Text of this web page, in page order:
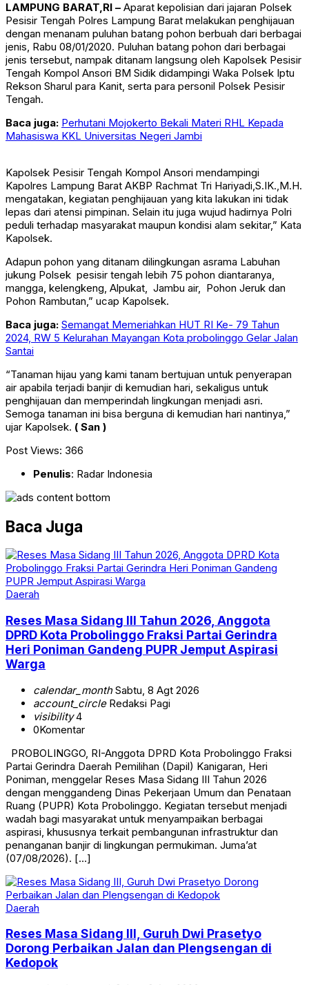
LAMPUNG BARAT,RI – Aparat kepolisian dari jajaran Polsek
Pesisir Tengah Polres Lampung Barat melakukan penghijauan
dengan menanam puluhan batang pohon berbuah dari berbagai
jenis, Rabu 08/01/2020. Puluhan batang pohon dari berbagai
jenis tersebut, nampak ditanam langsung oleh Kapolsek Pesisir
Tengah Kompol Ansori BM Sidik didampingi Waka Polsek Iptu
Rekson Sharul para Kanit, serta para personil Polsek Pesisir
Tengah.
Baca juga: Perhutani Mojokerto Bekali Materi RHL Kepada
Mahasiswa KKL Universitas Negeri Jambi
Kapolsek Pesisir Tengah Kompol Ansori mendampingi
Kapolres Lampung Barat AKBP Rachmat Tri Hariyadi,S.IK.,M.H.
mengatakan, kegiatan penghijauan yang kita lakukan ini tidak
lepas dari atensi pimpinan. Selain itu juga wujud hadirnya Polri
peduli terhadap masyarakat maupun kondisi alam sekitar,” Kata
Kapolsek.
Adapun pohon yang ditanam dilingkungan asrama Labuhan
jukung Polsek pesisir tengah lebih 75 pohon diantaranya,
mangga, kelengkeng, Alpukat, Jambu air, Pohon Jeruk dan
Pohon Rambutan,” ucap Kapolsek.
Baca juga: Semangat Memeriahkan HUT RI Ke- 79 Tahun
2024, RW 5 Kelurahan Mayangan Kota probolinggo Gelar Jalan
Santai
“Tanaman hijau yang kami tanam bertujuan untuk penyerapan
air apabila terjadi banjir di kemudian hari, sekaligus untuk
penghijauan dan memperindah lingkungan menjadi asri.
Semoga tanaman ini bisa berguna di kemudian hari nantinya,”
ujar Kapolsek. ( San )
Post Views: 366
Penulis: Radar Indonesia
Baca Juga
Daerah
Reses Masa Sidang III Tahun 2026, Anggota
DPRD Kota Probolinggo Fraksi Partai Gerindra
Heri Poniman Gandeng PUPR Jemput Aspirasi
Warga
calendar_monthSabtu, 8 Agt 2026
account_circleRedaksi Pagi
visibility4
0Komentar
PROBOLINGGO, RI-Anggota DPRD Kota Probolinggo Fraksi
Partai Gerindra Daerah Pemilihan (Dapil) Kanigaran, Heri
Poniman, menggelar Reses Masa Sidang III Tahun 2026
dengan menggandeng Dinas Pekerjaan Umum dan Penataan
Ruang (PUPR) Kota Probolinggo. Kegiatan tersebut menjadi
wadah bagi masyarakat untuk menyampaikan berbagai
aspirasi, khususnya terkait pembangunan infrastruktur dan
penanganan banjir di lingkungan permukiman. Juma’at
(07/08/2026). […]
Daerah
Reses Masa Sidang III, Guruh Dwi Prasetyo
Dorong Perbaikan Jalan dan Plengsengan di
Kedopok